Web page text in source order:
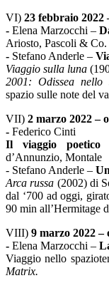
VI) 23 febbraio 2022
- Elena Marzocchi –
Ariosto, Pascoli & Co.
- Stefano Anderle –
Viaggio sulla luna
2001: Odissea nello
spazio sulle note del
VII) 2 marzo 2022 –
- Federico Cinti
Il viaggio poetico
d’Annunzio, Montale
- Stefano Anderle –
Arca russa (2002) di
dal ‘700 ad oggi,
90 min all’Hermitage
VIII) 9 marzo 2022 –
- Elena Marzocchi –
Viaggio nello
Matrix.